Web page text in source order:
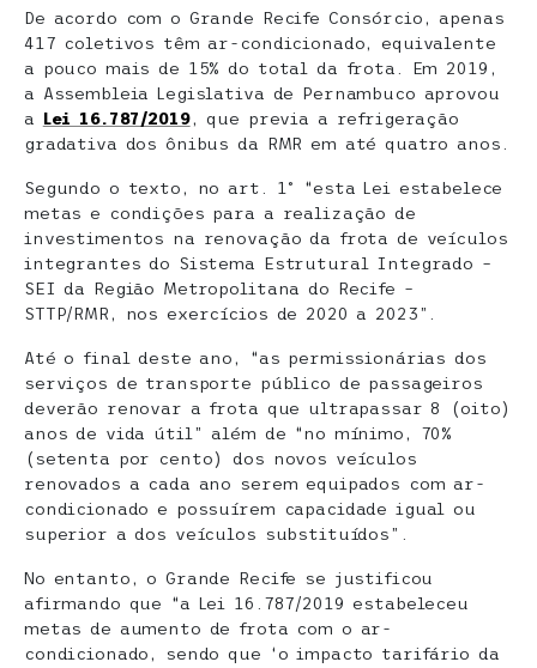
De acordo com o Grande Recife Consórcio, apenas
417 coletivos têm ar-condicionado, equivalente
a pouco mais de 15% do total da frota. Em 2019,
a Assembleia Legislativa de Pernambuco aprovou
a Lei 16.787/2019, que previa a refrigeração
gradativa dos ônibus da RMR em até quatro anos.
Segundo o texto, no art. 1° “esta Lei estabelece
metas e condições para a realização de
investimentos na renovação da frota de veículos
integrantes do Sistema Estrutural Integrado –
SEI da Região Metropolitana do Recife –
STTP/RMR, nos exercícios de 2020 a 2023”.
Até o final deste ano, “as permissionárias dos
serviços de transporte público de passageiros
deverão renovar a frota que ultrapassar 8 (oito)
anos de vida útil” além de “no mínimo, 70%
(setenta por cento) dos novos veículos
renovados a cada ano serem equipados com ar-
condicionado e possuírem capacidade igual ou
superior a dos veículos substituídos”.
No entanto, o Grande Recife se justificou
afirmando que “a Lei 16.787/2019 estabeleceu
metas de aumento de frota com o ar-
condicionado, sendo que ‘o impacto tarifário da